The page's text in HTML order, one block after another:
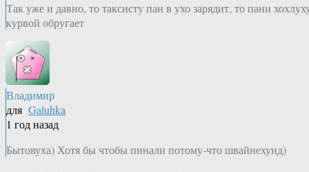
Так уже и давно, то таксисту пан в ухо зарядит, то пани
курвой обругает
Владимир
для Galuhka
1 год назад
Бытовуха) Хотя бы чтобы пинали потому-что швайнехунд)